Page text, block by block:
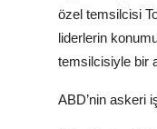
özel temsilcisi
liderlerin
temsilcisiyle bir
ABD’nin askeri